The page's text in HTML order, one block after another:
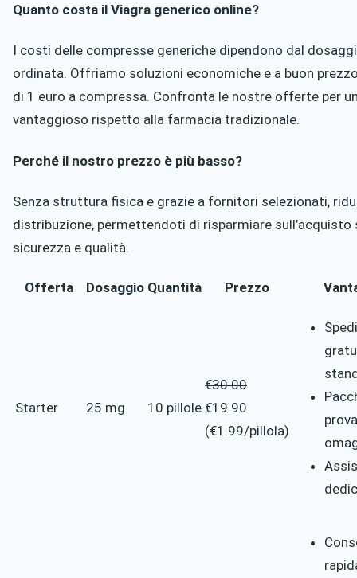
Quanto costa il Viagra generico online?
I costi delle compresse generiche dipendono dal
ordinata. Offriamo soluzioni economiche e a buon
di 1 euro a compressa. Confronta le nostre offerte per
vantaggioso rispetto alla farmacia tradizionale.
Perché il nostro prezzo è più basso?
Senza struttura fisica e grazie a fornitori selezionati,
distribuzione, permettendoti di risparmiare sull’acquisto
sicurezza e qualità.
Offerta Dosaggio Quantità Prezzo
Starter 25 mg 10 pillole
€30.00
€19.90
(€1.99/pillola)